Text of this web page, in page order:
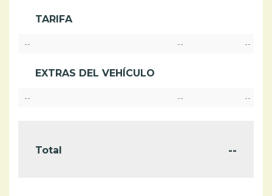
TARIFA
-- -- --
EXTRAS DEL VEHÍCULO
-- -- --
Total --